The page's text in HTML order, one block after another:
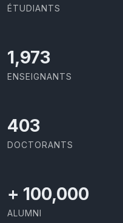
ÉTUDIANTS
2,142
ENSEIGNANTS
437
DOCTORANTS
+ 100,000
ALUMNI